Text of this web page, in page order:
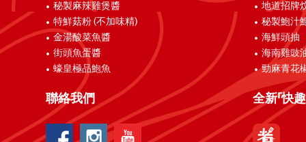
秘製麻辣雞煲醬
特鮮菇粉 (不加味精)
金湯酸菜魚醬
街頭魚蛋醬
蠔皇極品鮑魚
地道招牌
秘製鮑汁
海鮮頭抽
海南雞豉
勁麻青花
聯絡我們 全新「快